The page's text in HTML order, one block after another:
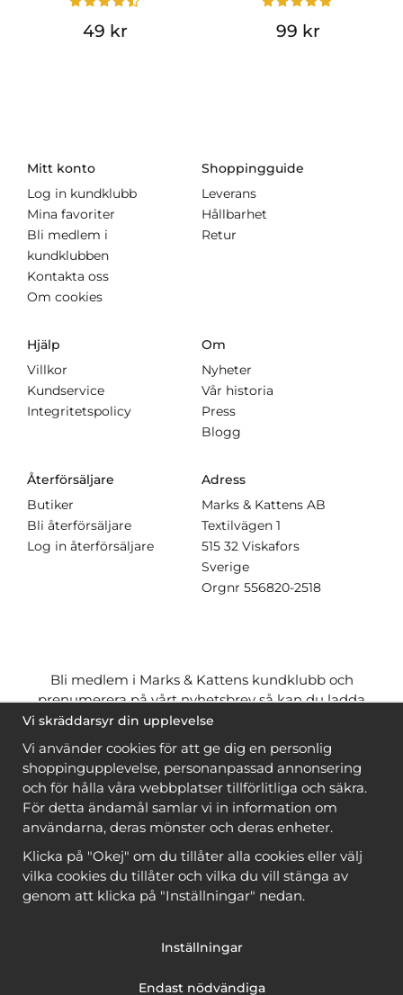
49 kr 99 kr
Mitt konto
Log in kundklubb
Mina favoriter
Bli medlem i
kundklubben
Kontakta oss
Om cookies
Shoppingguide
Leverans
Hållbarhet
Retur
Hjälp
Villkor
Kundservice
Integritetspolicy
Om
Nyheter
Vår historia
Press
Blogg
Återförsäljare
Butiker
Bli återförsäljare
Log in återförsäljare
Adress
Marks & Kattens AB
Textilvägen 1
515 32 Viskafors
Sverige
Orgnr 556820-2518
Bli medlem i Marks & Kattens kundklubb och
prenumerera på vårt nyhetsbrev så kan du ladda
ner många mönstergratisoch få många
när du handlar garn till mönstret. Du ser vilka som
är
gratis när du är inloggad
Bli medlem
Copyright © 2026, Marks & Kattens AB
Vi skräddarsyr din upplevelse
Vi använder cookies för att ge dig en personlig
shoppingupplevelse, personanpassad annonsering
och för hålla våra webbplatser tillförlitliga och säkra.
För detta ändamål samlar vi in information om
användarna, deras mönster och deras enheter.
Klicka på "Okej" om du tillåter alla cookies eller välj
vilka cookies du tillåter och vilka du vill stänga av
genom att klicka på "Inställningar" nedan.
Inställningar
Endast nödvändiga